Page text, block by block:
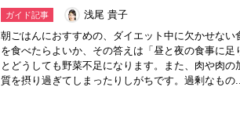
ガイド記事
浅尾 貴子
朝ごはんにおすすめの、ダイエット中に欠かせな
を食べたらよいか、その答えは「昼と夜の食事に
とどうしても野菜不足になります。また、肉や肉
質を摂り過ぎてしまったりしがちです。過剰なもの